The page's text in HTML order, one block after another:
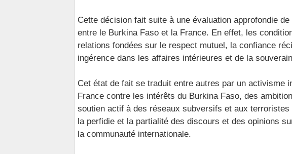
Cette décision fait suite à une évaluation approfondie
entre le Burkina Faso et la France. En effet, les
relations fondées sur le respect mutuel, la confiance
ingérence dans les affaires intérieures et de la
Cet état de fait se traduit entre autres par un activisme
France contre les intérêts du Burkina Faso, des
soutien actif à des réseaux subversifs et aux
la perfidie et la partialité des discours et des opinions
la communauté internationale.